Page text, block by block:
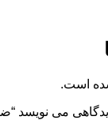
است.
می نویسد